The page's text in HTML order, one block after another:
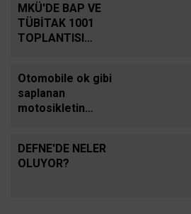
MKÜ'DE BAP VE
TÜBİTAK 1001
TOPLANTISI
Otomobile ok gibi
saplanan
motosikletin
kalarak can verdiği
kaza kamerada
DEFNE'DE NELER
OLUYOR?